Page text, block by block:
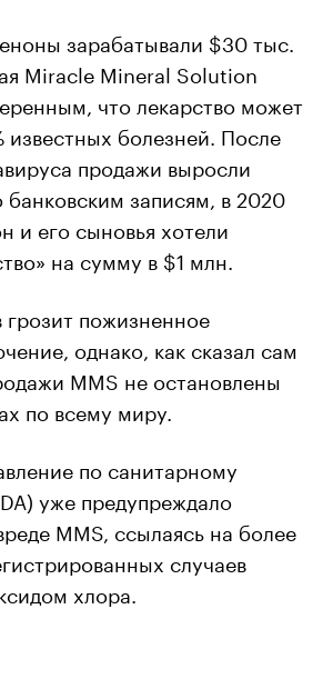
зарабатывали $30 тыс.
Miracle Mineral Solution
что лекарство может
известных болезней. После
продажи выросли
банковским записям, в 2020
и его сыновья хотели
на сумму в $1 млн.
пожизненное
однако, как сказал сам
MMS не остановлены
по всему миру.
по санитарному
уже предупреждало
MMS, ссылаясь на более
случаев
хлора.